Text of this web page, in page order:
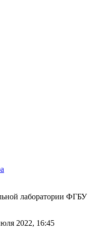
лаборатории ФГБУ
2022, 16:45